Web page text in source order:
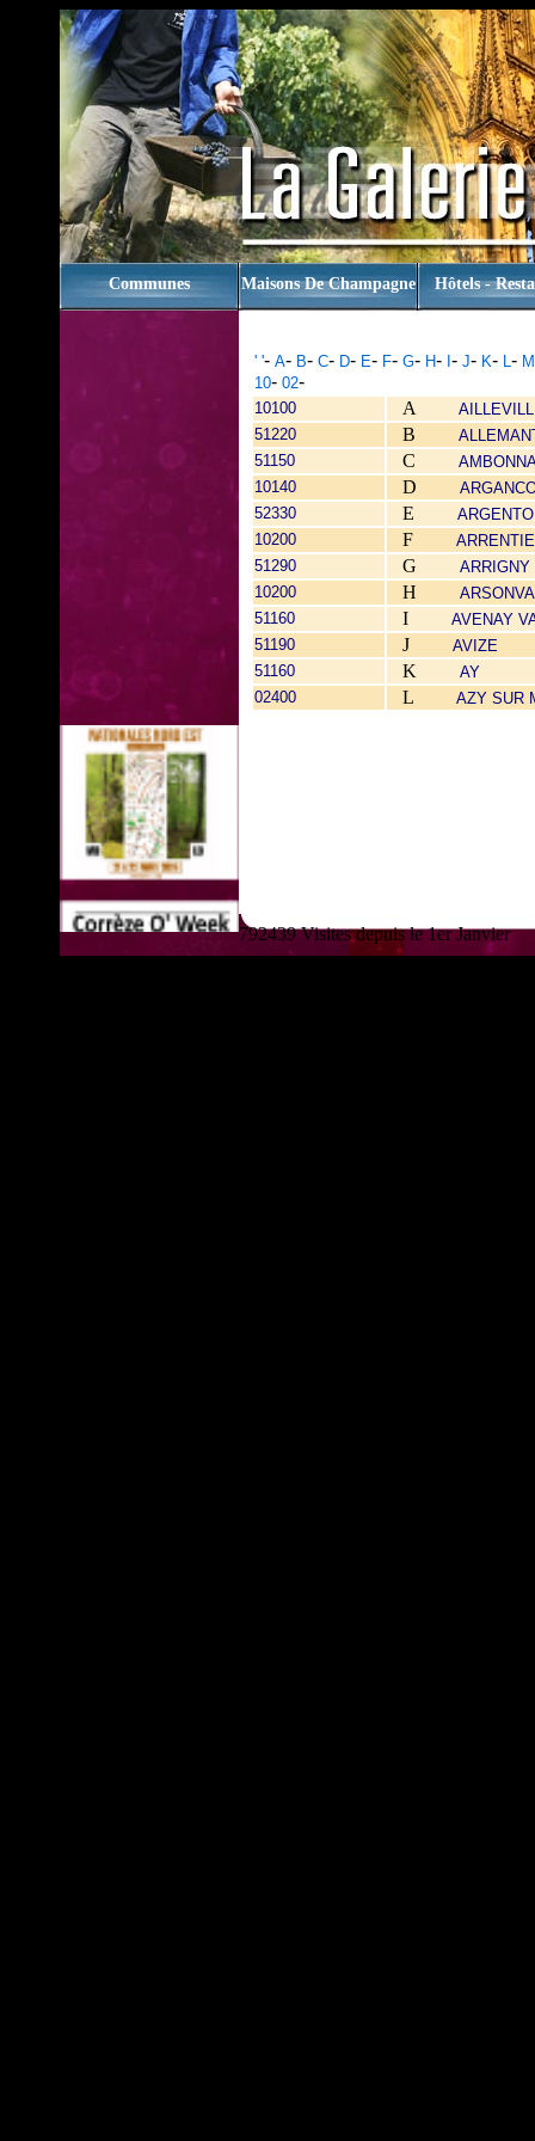
Communes Maisons De Champagne Hôtels -
' '- A- B- C- D- E- F- G- H- - J- K- L- M
10- 02-
10100 A
51220
B
51150
C
10140
D
52330
E
10200
F
51290
G ARRIGNY
10200
H
51160
I AVENAY
51190
J AVIZE
51160
K AY
02400
L AZY SUR
792439 Visites depuis le 1er Janvier